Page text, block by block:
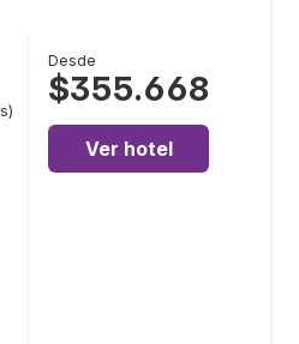
Desde
$355.668
Ver hotel